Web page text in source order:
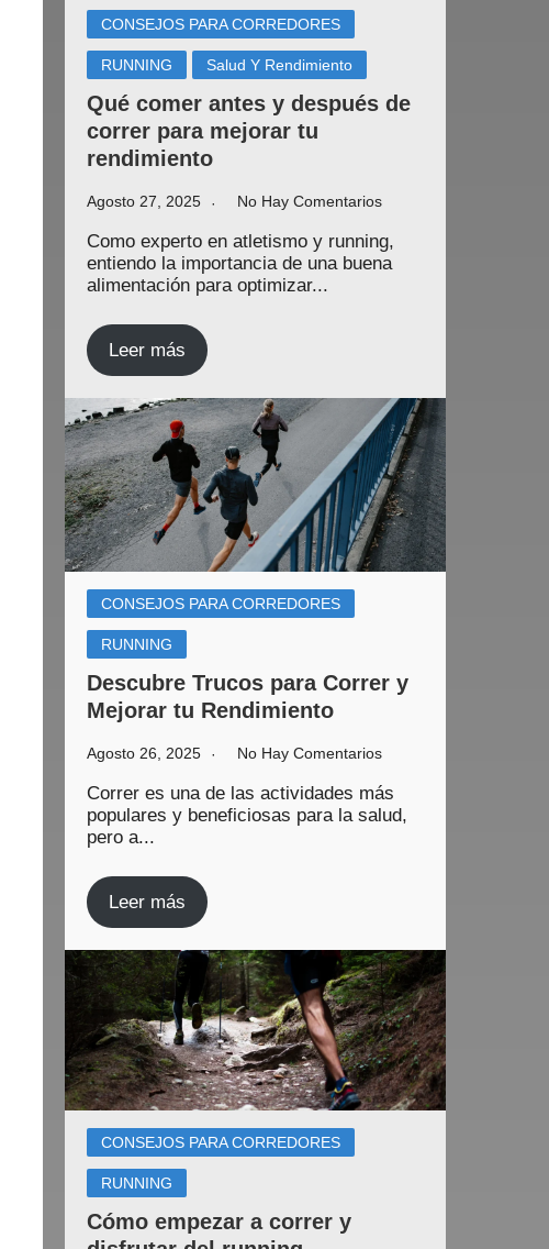
CONSEJOS PARA CORREDORES
RUNNING Salud Y Rendimiento
Qué comer antes y después de
correr para mejorar tu
rendimiento
Agosto 27, 2025 No Hay Comentarios
Como experto en atletismo y running,
entiendo la importancia de una buena
alimentación para optimizar...
Leer más
CONSEJOS PARA CORREDORES
RUNNING
Descubre Trucos para Correr y
Mejorar tu Rendimiento
Agosto 26, 2025 No Hay Comentarios
Correr es una de las actividades más
populares y beneficiosas para la salud,
pero a...
Leer más
CONSEJOS PARA CORREDORES
RUNNING
Cómo empezar a correr y